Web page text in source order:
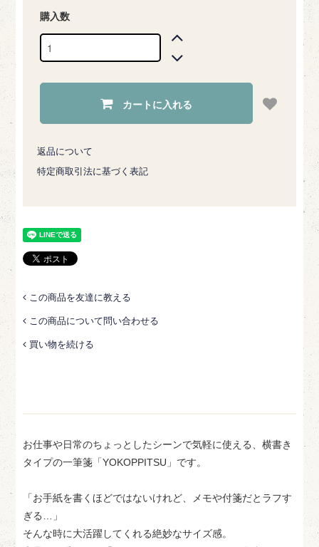
購入数
カートに入れる
返品について
特定商取引法に基づく表記
この商品を友達に教える
この商品について問い合わせる
買い物を続ける
お仕事や日常のちょっとしたシーンで気軽に使える、横書き
タイプの一筆箋「YOKOPPITSU」です。
「お手紙を書くほどではないけれど、メモや付箋だとラフす
ぎる…」
そんな時に大活躍してくれる絶妙なサイズ感。